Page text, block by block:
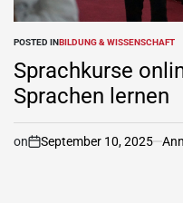
POSTED INBILDUNG & WISSENSCHAFT
Sprachkurse
Sprachen lernen
on September 10, 2025